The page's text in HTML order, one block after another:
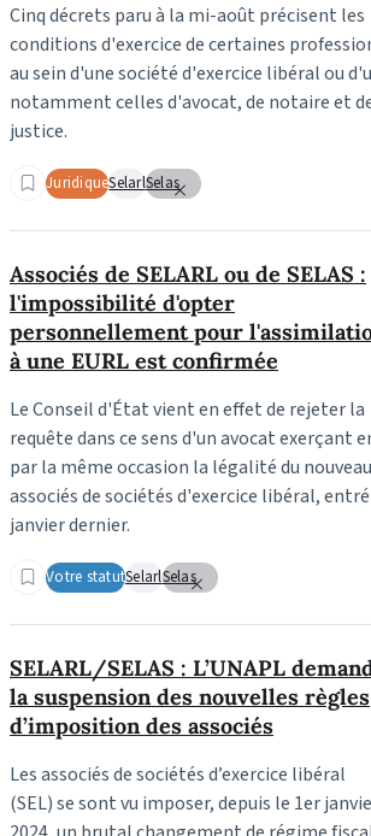
Cinq décrets paru à la mi-août précisent les
conditions d'exercice de certaines
au sein d'une société d'exercice libéral ou
notamment celles d'avocat, de notaire et
justice.
JuridiqueSelarlSelas
Associés de SELARL ou de SELAS :
l'impossibilité d'opter
personnellement pour
à une EURL est confirmée
Le Conseil d'État vient en effet de rejeter la
requête dans ce sens d'un avocat exerçant
par la même occasion la légalité du
associés de sociétés d'exercice libéral,
janvier dernier.
Votre statutSelarlSelas
SELARL/SELAS : L’UNAPL
la suspension des nouvelles règles
d’imposition des associés
Les associés de sociétés d’exercice libéral
(SEL) se sont vu imposer, depuis le 1er